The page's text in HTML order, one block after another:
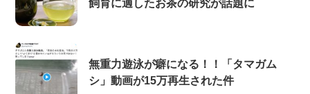
飼育に適したお茶の研究が話題に
無重力遊泳が癖になる！！「タマガム
シ」動画が15万再生された件